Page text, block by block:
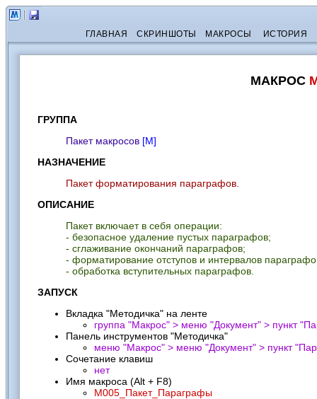
ГЛАВНАЯ СКРИНШОТЫ МАКРОСЫ ИСТОРИЯ
МАКРОС
ГРУППА
Пакет макросов [М]
НАЗНАЧЕНИЕ
Пакет форматирования параграфов.
ОПИСАНИЕ
Пакет включает в себя операции:
- безопасное удаление пустых параграфов;
- сглаживание окончаний параграфов;
- форматирование отступов и интервалов
- обработка вступительных параграфов.
ЗАПУСК
Вкладка "Методичка" на ленте
группа "Макрос" > меню "Документ" > пункт "
Панель инструментов "Методичка"
меню "Макрос" > меню "Документ" > пункт "
Сочетание клавиш
нет
Имя макроса (Alt + F8)
M005_Пакет_Параграфы